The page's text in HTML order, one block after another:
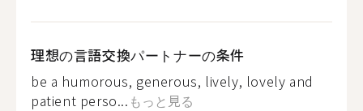
理想の言語交換パートナーの条件
be a humorous, generous, lively, lovely and
patient perso... もっと見る